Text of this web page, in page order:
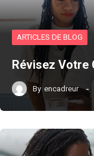
ARTICLES DE BLOG
Révisez Votre
By encadreur